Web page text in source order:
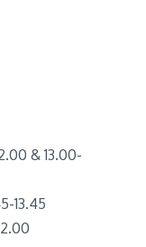
& 13.00-
13.45